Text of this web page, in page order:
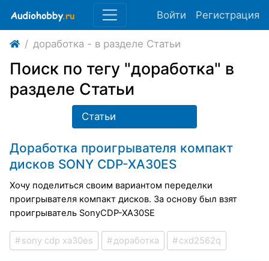
Войти Регистрация
доработка - в разделе Статьи
Поиск по тегу "доработка" в
разделе Статьи
Статьи
Доработка проигрывателя компакт
дисков SONY CDP-XA30ES
Хочу поделиться своим вариантом переделки
проигрывателя компакт дисков. За основу был взят
проигрыватель SonyCDP-XA30SE
sony cdp xa30es доработка cxd2562q